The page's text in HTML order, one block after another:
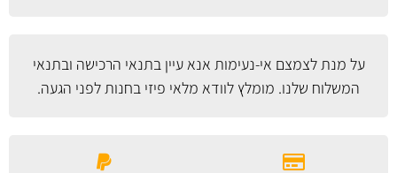
על מנת לצמצם אי-נעימות אנא עייןבתנאי הרכישה ובתנאי
המשלוח שלנו. מומלץ לוודא מלאי פיזי בחנות לפני הגעה.